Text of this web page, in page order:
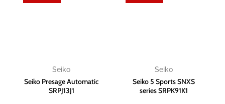
Seiko
Seiko Presage Automatic
SRPJ13J1
Seiko
Seiko 5 Sports SNXS
series SRPK91K1